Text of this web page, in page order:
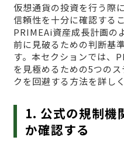
仮想通貨の投資を行う際
信頼性を十分に確認する
PRIMEAi資産成長計画の
前に見破るための判断基
す。本セクションでは、
を見極めるための5つの
クを回避する方法を詳し
1. 公式の規制機
か確認する